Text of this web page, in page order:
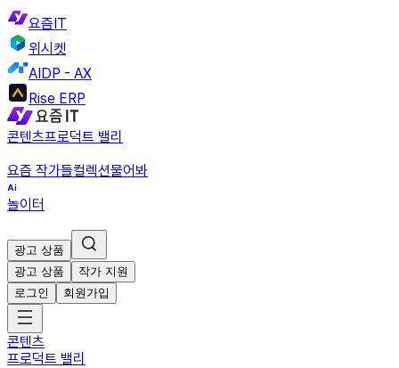
요즘IT
위시켓
AIDP - AX
Rise ERP
콘텐츠프로덕트 밸리
요즘 작가들컬렉션물어봐
놀이터
광고 상품
광고 상품
작가 지원
로그인
회원가입
콘텐츠
프로덕트 밸리